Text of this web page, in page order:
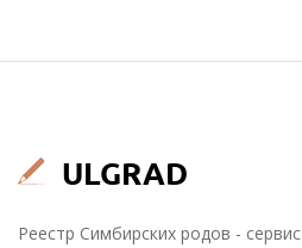
Реестр Симбирских родов -